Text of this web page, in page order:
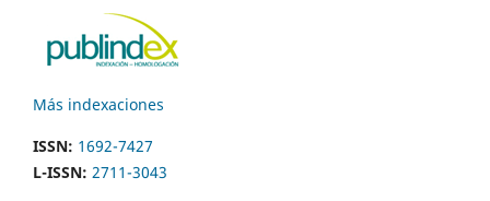
Más indexaciones
ISSN: 1692-7427
L-ISSN: 2711-3043